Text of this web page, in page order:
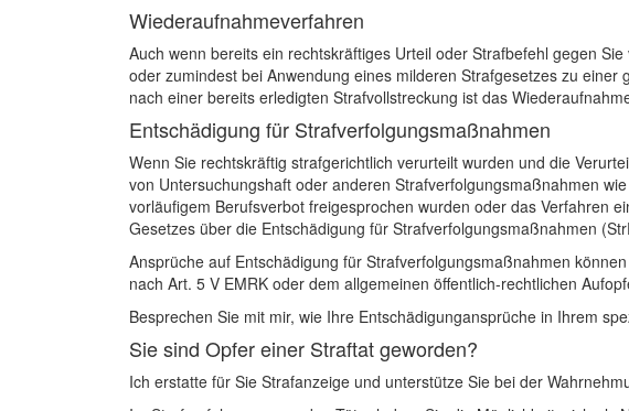
Wiederaufnahmeverfahren
Auch wenn bereits ein rechtskräftiges Urteil oder Strafbefehl gegen
oder zumindest bei Anwendung eines milderen Strafgesetzes zu
nach einer bereits erledigten Strafvollstreckung ist das
Entschädigung für Strafverfolgungsmaßnahmen
Wenn Sie rechtskräftig strafgerichtlich verurteilt wurden und die
von Untersuchungshaft oder anderen Strafverfolgungsmaßnahmen
vorläufigem Berufsverbot freigesprochen wurden oder das Verfahren
Gesetzes über die Entschädigung für Strafverfolgungsmaßnahmen
Ansprüche auf Entschädigung für Strafverfolgungsmaßnahmen
nach Art. 5 V EMRK oder dem allgemeinen öffentlich-rechtlichen
Besprechen Sie mit mir, wie Ihre Entschädigungansprüche in Ihrem
Sie sind Opfer einer Straftat geworden?
Ich erstatte für Sie Strafanzeige und unterstütze Sie bei der